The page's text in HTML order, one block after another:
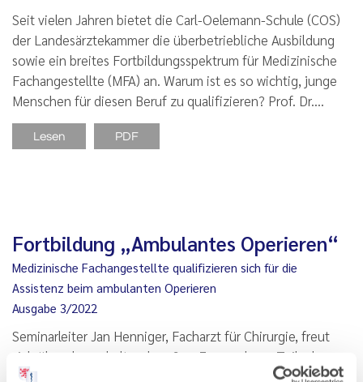
Seit vielen Jahren bietet die Carl-Oelemann-Schule (COS)
der Landesärztekammer die überbetriebliche Ausbildung
sowie ein breites Fortbildungsspektrum für Medizinische
Fachangestellte (MFA) an. Warum ist es so wichtig, junge
Menschen für diesen Beruf zu qualifizieren? Prof. Dr.…
Lesen PDF
Fortbildung „Ambulantes Operieren“
Medizinische Fachangestellte qualifizieren sich für die
Assistenz beim ambulanten Operieren
Ausgabe 3/2022
Seminarleiter Jan Henniger, Facharzt für Chirurgie, freut
sich über den anhaltend großen Zuspruch zur Teilnahme
am Qualifizierungslehrgang „Ambulantes Operieren“ in der